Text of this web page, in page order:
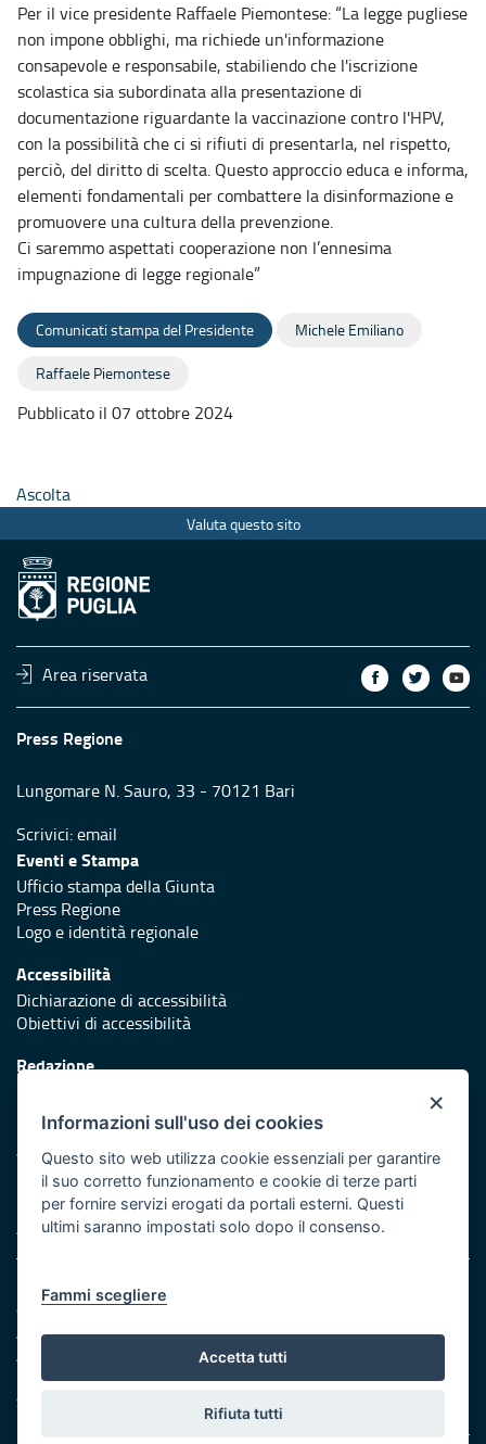
Per il vice presidente Raffaele Piemontese: “La legge pugliese
non impone obblighi, ma richiede un'informazione
consapevole e responsabile, stabiliendo che l'iscrizione
scolastica sia subordinata alla presentazione di
documentazione riguardante la vaccinazione contro l'HPV,
con la possibilità che ci si rifiuti di presentarla, nel rispetto,
perciò, del diritto di scelta. Questo approccio educa e informa,
elementi fondamentali per combattere la disinformazione e
promuovere una cultura della prevenzione.
Ci saremmo aspettati cooperazione non l’ennesima
impugnazione di legge regionale”
Comunicati stampa del Presidente Michele Emiliano
Raffaele Piemontese
Pubblicato il 07 ottobre 2024
Ascolta
Valuta questo sito
Area riservata
Press Regione
Lungomare N. Sauro, 33 - 70121 Bari
Scrivici:email
Eventi e Stampa
Ufficio stampa della Giunta
Press Regione
Logo e identità regionale
Accessibilità
Dichiarazione di accessibilità
Obiettivi di accessibilità
Redazione
Protezione civile
Vai al sito di Protezione Civile Puglia
Iniziativa finanziata con risorse del POR Puglia 2014/2020 -
Asse XI
Note legali
Cookie e privacy
Amministrazione trasparente
Atti di notifica
Feed RSS
Servizi Intranet
×
Informazioni sull'uso dei cookies
Questo sito web utilizza cookie essenziali per garantire
il suo corretto funzionamento e cookie di terze parti
per fornire servizi erogati da portali esterni. Questi
ultimi saranno impostati solo dopo il consenso.
Fammi scegliere
Accetta tutti
Rifiuta tutti